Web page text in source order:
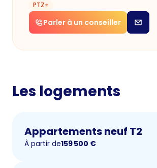
PTZ+
Parler à un conseiller
Les logements
Appartements neuf T2
À partir de159 500 €